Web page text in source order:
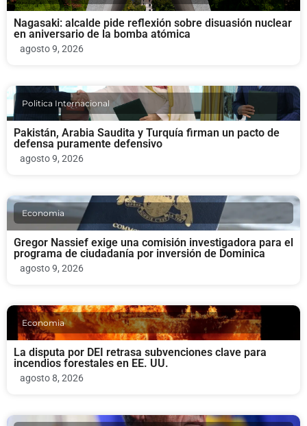
Nagasaki: alcalde pide reflexión sobre disuasión nuclear
en aniversario de la bomba atómica
agosto 9, 2026
Politica Internacional
Pakistán, Arabia Saudita y Turquía firman un pacto de
defensa puramente defensivo
agosto 9, 2026
Economia
Gregor Nassief exige una comisión investigadora para el
programa de ciudadanía por inversión de Dominica
agosto 9, 2026
Economia
La disputa por DEI retrasa subvenciones clave para
incendios forestales en EE. UU.
agosto 8, 2026